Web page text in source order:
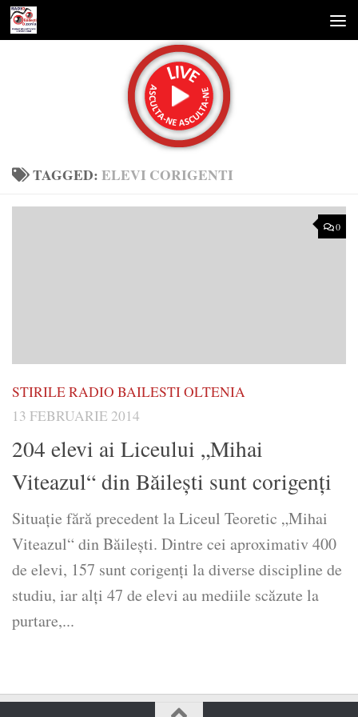
Skip to content
TAGGED:ELEVI CORIGENTI
0
STIRILE RADIO BAILESTI OLTENIA
13 FEBRUARIE 2014
204 elevi ai Liceului „Mihai
Viteazul“ din Băileşti sunt corigenţi
Situaţie fără precedent la Liceul Teoretic „Mihai
Viteazul“ din Băileşti. Dintre cei aproximativ 400
de elevi, 157 sunt corigenţi la diverse discipline de
studiu, iar alţi 47 de elevi au mediile scăzute la
purtare,...